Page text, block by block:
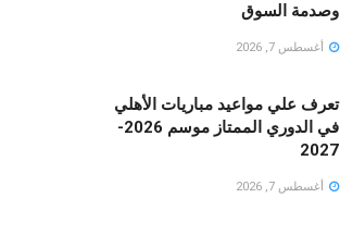
وصدمة السوق
أغسطس 7, 2026
تعرف علي مواعيد مباريات الأهلي
في الدوري الممتاز موسم 2026-
2027
أغسطس 7, 2026